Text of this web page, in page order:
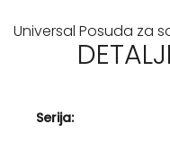
Universal Posuda za
Serija: